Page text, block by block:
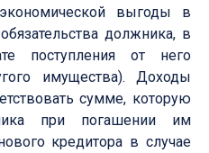
выгоды в
должника, в
поступления от него
имущества). Доходы
сумме, которую
при погашении им
кредитора в случае